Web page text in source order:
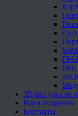
Поп
Art
3D фигурка по
Идеи подарков
Контакты